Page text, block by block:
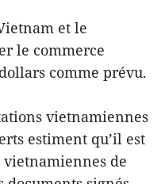
et le
le commerce
comme prévu.
vietnamiennes
estiment qu’il est
de